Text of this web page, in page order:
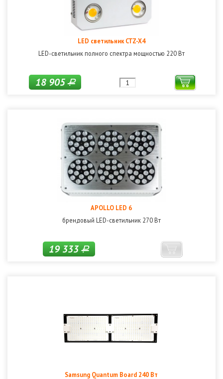
LED светильник CTZ-X4
LED-светильник полного спектра мощностью 220 Вт
18 905Р
APOLLO LED 6
брендовый LED-светильник 270 Вт
19 333Р
Samsung Quantum Board 240 Вт